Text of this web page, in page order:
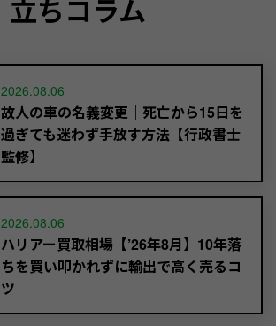
立ちコラム
2026.08.06
故人の車の名義変更｜死亡から15日を
過ぎても迷わず手放す方法【行政書士
監修】
2026.08.06
ハリアー買取相場【’26年8月】10年落
ちを買い叩かれずに輸出で高く売るコ
ツ